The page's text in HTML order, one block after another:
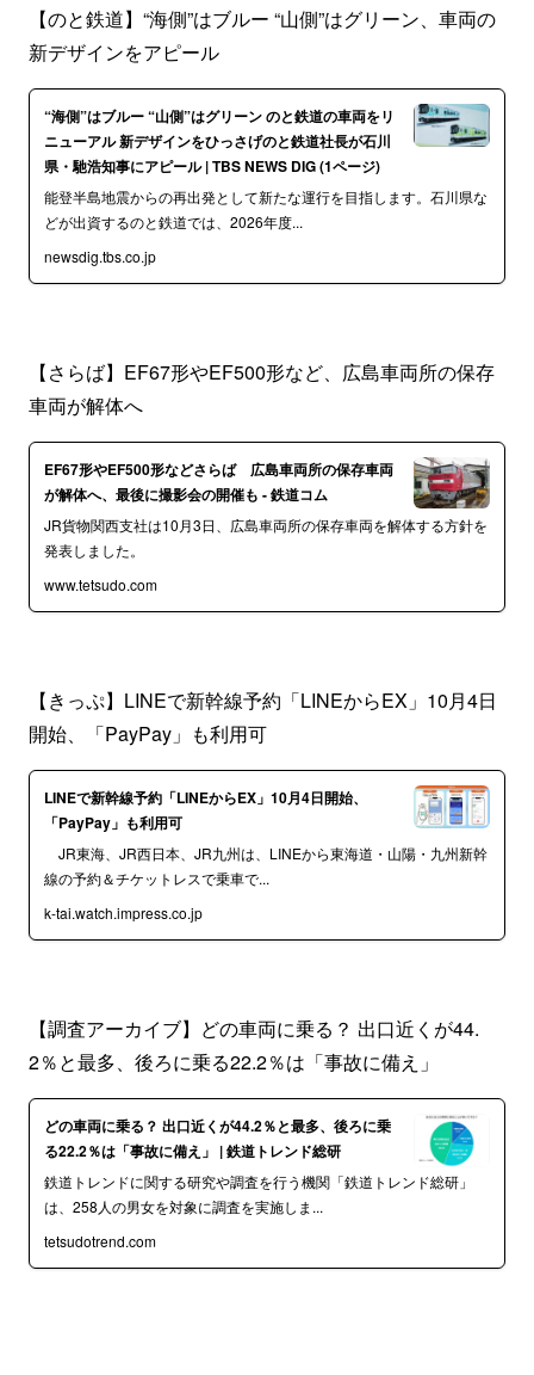
【のと鉄道】“海側”はブルー “山側”はグリーン、車両の
新デザインをアピール
“海側”はブルー “山側”はグリーン のと鉄道の車両をリ
ニューアル 新デザインをひっさげのと鉄道社長が石川
県・馳浩知事にアピール | TBS NEWS DIG (1ページ)
能登半島地震からの再出発として新たな運行を目指します。石川県な
どが出資するのと鉄道では、2026年度...
newsdig.tbs.co.jp
【さらば】EF67形やEF500形など、広島車両所の保存
車両が解体へ
EF67形やEF500形などさらば 広島車両所の保存車両
が解体へ、最後に撮影会の開催も - 鉄道コム
JR貨物関西支社は10月3日、広島車両所の保存車両を解体する方針を
発表しました。
www.tetsudo.com
【きっぷ】LINEで新幹線予約「LINEからEX」10月4日
開始、「PayPay」も利用可
LINEで新幹線予約「LINEからEX」10月4日開始、
「PayPay」も利用可
JR東海、JR西日本、JR九州は、LINEから東海道・山陽・九州新幹
線の予約＆チケットレスで乗車で...
k-tai.watch.impress.co.jp
【調査アーカイブ】どの車両に乗る？ 出口近くが44.
2％と最多、後ろに乗る22.2％は「事故に備え」
どの車両に乗る？ 出口近くが44.2％と最多、後ろに乗
る22.2％は「事故に備え」 | 鉄道トレンド総研
鉄道トレンドに関する研究や調査を行う機関「鉄道トレンド総研」
は、258人の男女を対象に調査を実施しま...
tetsudotrend.com